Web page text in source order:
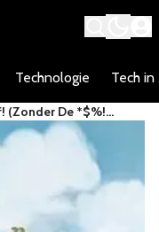
Technologie Tech in
(zonder De *$%!